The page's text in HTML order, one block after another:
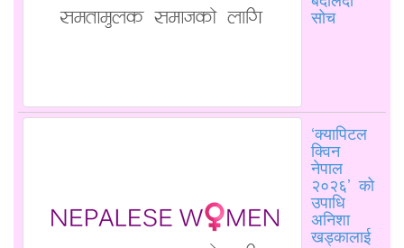
सोच
‘क्यापिटल
क्विन
नेपाल
२०२६’ को
उपाधि
अनिशा
खड्कालाई